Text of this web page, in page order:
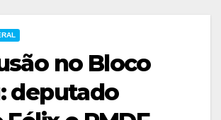
no Bloco
deputado